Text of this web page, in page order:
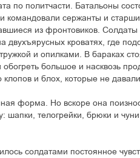
по политчасти. Батальоны
командовали сержанты и
из фронтовиков.
двухъярусных кроватях, где
и опилками. В бараках
обогреть большое и насквозь
клопов и блох, которые не
форма. Но вскоре она
шапки, телогрейки, брюки и
солдатами постоянное